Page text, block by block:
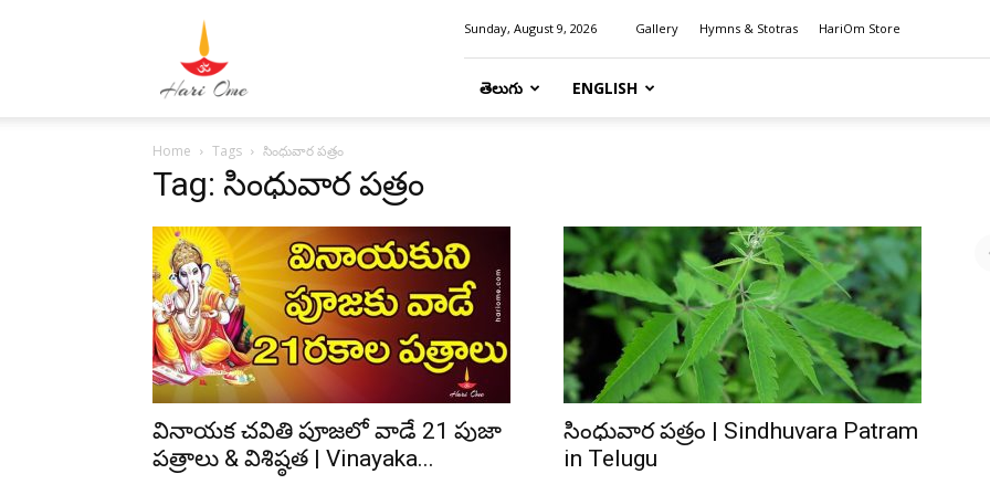
Sunday, August 9, 2026 Gallery Hymns & Stotras HariOm Store
తెలుగు ENGLISH
Home Tags సింధువార పత్రం
Tag: సింధువార పత్రం
వినాయక చవితి పూజలో వాడే 21 పుజా
పత్రాలు & విశిష్ఠత | Vinayaka...
సింధువార పత్రం | Sindhuvara Patram
in Telugu